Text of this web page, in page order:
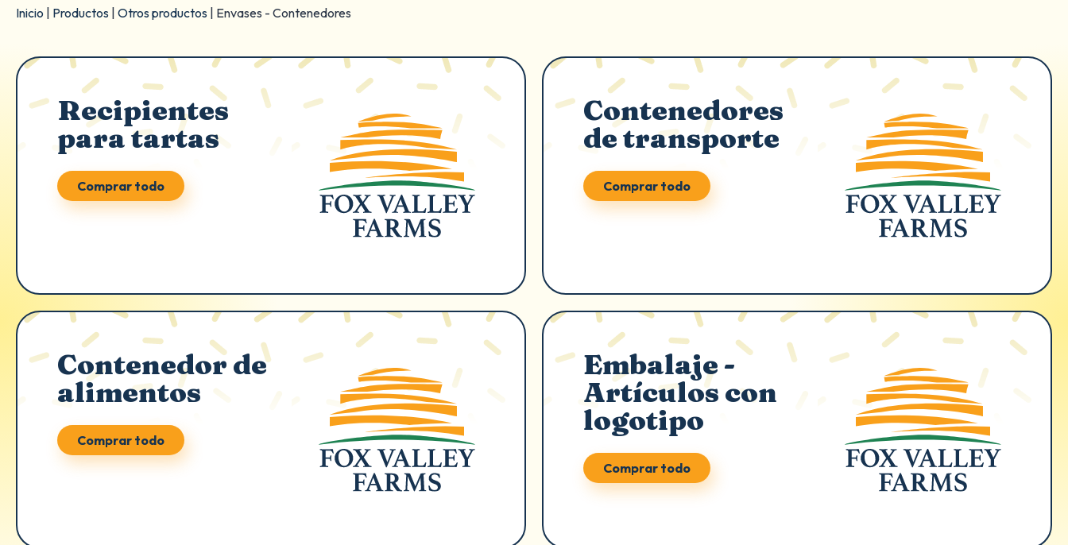
Inicio Productos Otros productos Envases - Contenedores
Recipientes
para tartas
Comprar todo
Contenedores
de transporte
Comprar todo
Contenedor de
alimentos
Comprar todo
Embalaje -
Artículos con
logotipo
Comprar todo